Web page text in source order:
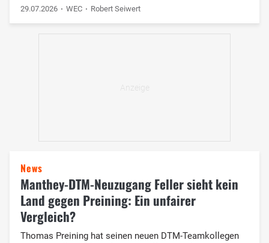
29.07.2026 WEC Robert Seiwert
News
Manthey-DTM-Neuzugang Feller sieht kein
Land gegen Preining: Ein unfairer
Vergleich?
Thomas Preining hat seinen neuen DTM-Teamkollegen